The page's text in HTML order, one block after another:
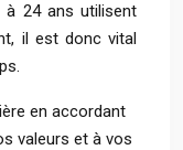
à 24 ans utilisent
il est donc vital
en accordant
valeurs et à vos